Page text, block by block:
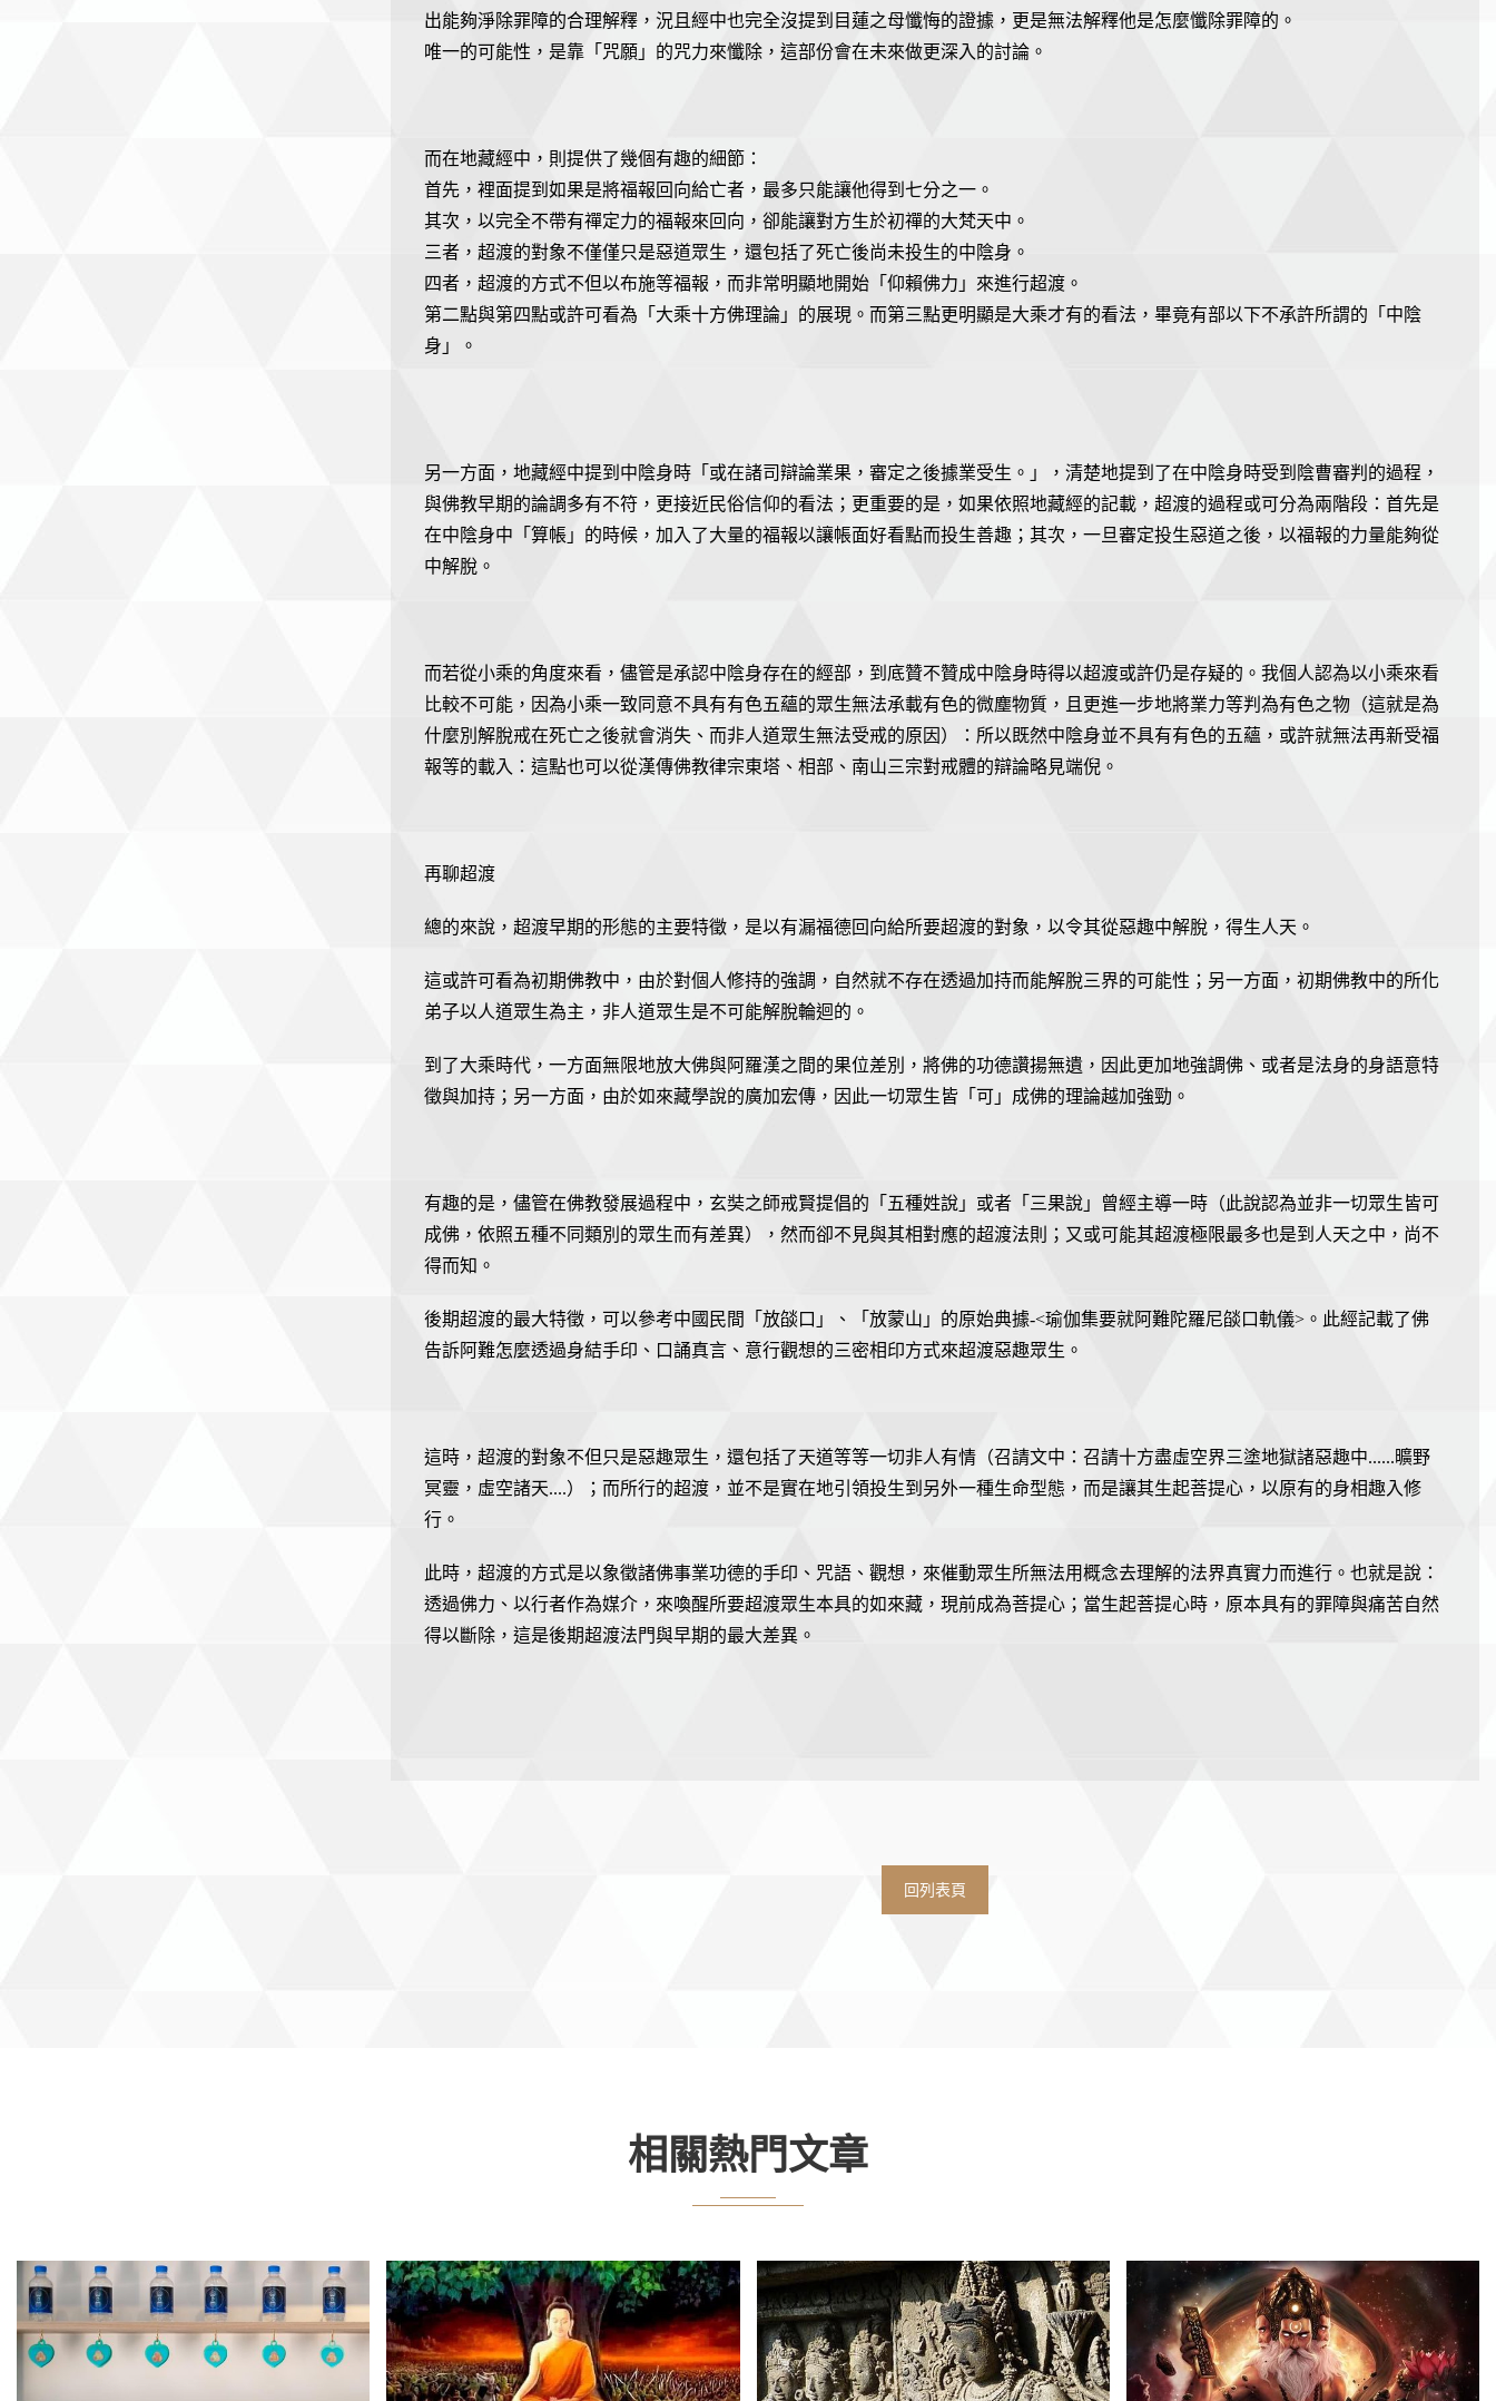
出能夠淨除罪障的合理解釋，況且經中也完全沒提到目蓮之母懺悔的證據，更是無法解釋他是怎麼懺除罪障的。
唯一的可能性，是靠「咒願」的咒力來懺除，這部份會在未來做更深入的討論。
而在地藏經中，則提供了幾個有趣的細節：
首先，裡面提到如果是將福報回向給亡者，最多只能讓他得到七分之一。
其次，以完全不帶有禪定力的福報來回向，卻能讓對方生於初禪的大梵天中。
三者，超渡的對象不僅僅只是惡道眾生，還包括了死亡後尚未投生的中陰身。
四者，超渡的方式不但以布施等福報，而非常明顯地開始「仰賴佛力」來進行超渡。
第二點與第四點或許可看為「大乘十方佛理論」的展現。而第三點更明顯是大乘才有的看法，畢竟有部以下不承許所謂的「中陰
身」。
另一方面，地藏經中提到中陰身時「或在諸司辯論業果，審定之後據業受生。」，清楚地提到了在中陰身時受到陰曹審判的過程，
與佛教早期的論調多有不符，更接近民俗信仰的看法；更重要的是，如果依照地藏經的記載，超渡的過程或可分為兩階段：首先是
在中陰身中「算帳」的時候，加入了大量的福報以讓帳面好看點而投生善趣；其次，一旦審定投生惡道之後，以福報的力量能夠從
中解脫。
而若從小乘的角度來看，儘管是承認中陰身存在的經部，到底贊不贊成中陰身時得以超渡或許仍是存疑的。我個人認為以小乘來看
比較不可能，因為小乘一致同意不具有有色五蘊的眾生無法承載有色的微塵物質，且更進一步地將業力等判為有色之物（這就是為
什麼別解脫戒在死亡之後就會消失、而非人道眾生無法受戒的原因）：所以既然中陰身並不具有有色的五蘊，或許就無法再新受福
報等的載入：這點也可以從漢傳佛教律宗東塔、相部、南山三宗對戒體的辯論略見端倪。
再聊超渡
總的來說，超渡早期的形態的主要特徵，是以有漏福德回向給所要超渡的對象，以令其從惡趣中解脫，得生人天。
這或許可看為初期佛教中，由於對個人修持的強調，自然就不存在透過加持而能解脫三界的可能性；另一方面，初期佛教中的所化
弟子以人道眾生為主，非人道眾生是不可能解脫輪迴的。
到了大乘時代，一方面無限地放大佛與阿羅漢之間的果位差別，將佛的功德讚揚無遺，因此更加地強調佛、或者是法身的身語意特
徵與加持；另一方面，由於如來藏學說的廣加宏傳，因此一切眾生皆「可」成佛的理論越加強勁。
有趣的是，儘管在佛教發展過程中，玄奘之師戒賢提倡的「五種姓說」或者「三果說」曾經主導一時（此說認為並非一切眾生皆可
成佛，依照五種不同類別的眾生而有差異），然而卻不見與其相對應的超渡法則；又或可能其超渡極限最多也是到人天之中，尚不
得而知。
後期超渡的最大特徵，可以參考中國民間「放燄口」、「放蒙山」的原始典據-<瑜伽集要就阿難陀羅尼燄口軌儀>。此經記載了佛
告訴阿難怎麼透過身結手印、口誦真言、意行觀想的三密相印方式來超渡惡趣眾生。
這時，超渡的對象不但只是惡趣眾生，還包括了天道等等一切非人有情（召請文中：召請十方盡虛空界三塗地獄諸惡趣中......曠野
冥靈，虛空諸天....）；而所行的超渡，並不是實在地引領投生到另外一種生命型態，而是讓其生起菩提心，以原有的身相趣入修
行。
此時，超渡的方式是以象徵諸佛事業功德的手印、咒語、觀想，來催動眾生所無法用概念去理解的法界真實力而進行。也就是說：
透過佛力、以行者作為媒介，來喚醒所要超渡眾生本具的如來藏，現前成為菩提心；當生起菩提心時，原本具有的罪障與痛苦自然
得以斷除，這是後期超渡法門與早期的最大差異。
回列表頁
相關熱門文章